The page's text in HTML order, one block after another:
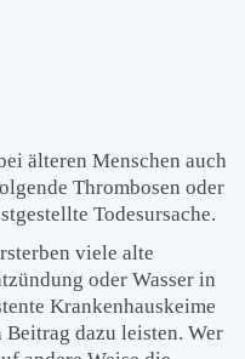
älteren Menschen auch
Thrombosen oder
Todesursache.
viele alte
oder Wasser in
Krankenhauskeime
dazu leisten. Wer